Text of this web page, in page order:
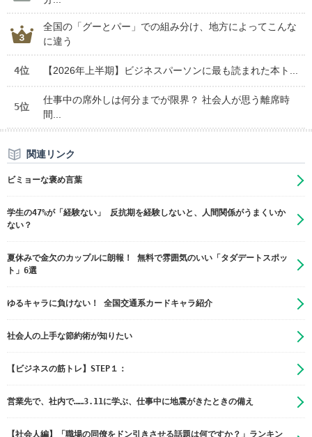
全国の「グーとパー」での組み分け、地方によってこんな
に違う
4位 【2026年上半期】ビジネスパーソンに最も読まれた本ト...
5位
仕事中の席外しは何分までが限界？ 社会人が思う離席時
間...
関連リンク
ビミョーな褒め言葉
学生の47%が「経験ない」 反抗期を経験しないと、人間関係がうまくいか
ない？
夏休みで金欠のカップルに朗報！ 無料で雰囲気のいい「タダデートスポッ
ト」6選
ゆるキャラに負けない！ 全国交通系カードキャラ紹介
社会人の上手な節約術が知りたい
【ビジネスの筋トレ】STEP１：
営業先で、社内で……3.11に学ぶ、仕事中に地震がきたときの備え
【社会人編】「職場の同僚をドン引きさせる話題は何ですか？」ランキン